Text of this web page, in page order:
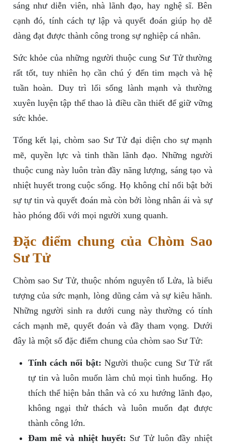
sáng như diễn viên, nhà lãnh đạo, hay nghệ sĩ. Bên
cạnh đó, tính cách tự lập và quyết đoán giúp họ dễ
dàng đạt được thành công trong sự nghiệp cá nhân.
Sức khỏe của những người thuộc cung Sư Tử thường
rất tốt, tuy nhiên họ cần chú ý đến tim mạch và hệ
tuần hoàn. Duy trì lối sống lành mạnh và thường
xuyên luyện tập thể thao là điều cần thiết để giữ vững
sức khỏe.
Tổng kết lại, chòm sao Sư Tử đại diện cho sự mạnh
mẽ, quyền lực và tinh thần lãnh đạo. Những người
thuộc cung này luôn tràn đầy năng lượng, sáng tạo và
nhiệt huyết trong cuộc sống. Họ không chỉ nổi bật bởi
sự tự tin và quyết đoán mà còn bởi lòng nhân ái và sự
hào phóng đối với mọi người xung quanh.
Đặc điểm chung của Chòm Sao
Sư Tử
Chòm sao Sư Tử, thuộc nhóm nguyên tố Lửa, là biểu
tượng của sức mạnh, lòng dũng cảm và sự kiêu hãnh.
Những người sinh ra dưới cung này thường có tính
cách mạnh mẽ, quyết đoán và đầy tham vọng. Dưới
đây là một số đặc điểm chung của chòm sao Sư Tử:
Tính cách nổi bật: Người thuộc cung Sư Tử rất
tự tin và luôn muốn làm chủ mọi tình huống. Họ
thích thể hiện bản thân và có xu hướng lãnh đạo,
không ngại thử thách và luôn muốn đạt được
thành công lớn.
Đam mê và nhiệt huyết: Sư Tử luôn đầy nhiệt